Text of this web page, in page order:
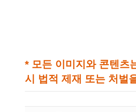
* 모든 이미지와 콘텐츠
시 법적 제재 또는 처벌